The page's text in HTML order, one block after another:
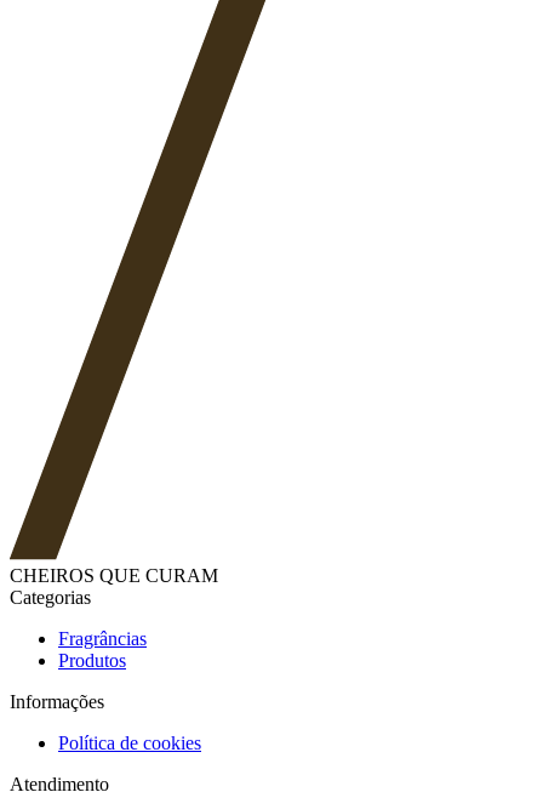
CHEIROS QUE CURAM
Categorias
Fragrâncias
Produtos
Informações
Política de cookies
Atendimento